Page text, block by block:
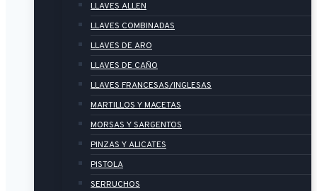
LLAVES ALLEN
LLAVES COMBINADAS
LLAVES DE ARO
LLAVES DE CAÑO
LLAVES FRANCESAS/INGLESAS
MARTILLOS Y MACETAS
MORSAS Y SARGENTOS
PINZAS Y ALICATES
PISTOLA
SERRUCHOS